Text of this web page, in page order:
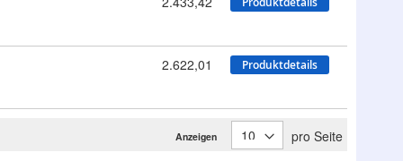
2.622,01 Produktdetails
Anzeigen pro Seite